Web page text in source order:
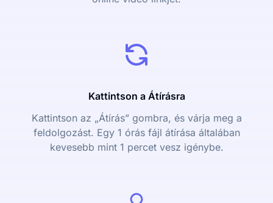
Kattintson a Átírásra
Kattintson az „Átírás” gombra, és várja meg a
feldolgozást. Egy 1 órás fájl átírása általában
kevesebb mint 1 percet vesz igénybe.